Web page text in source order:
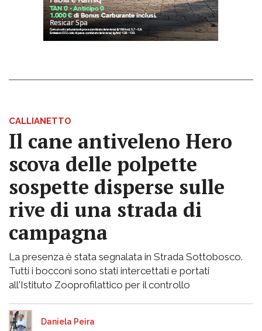
CALLIANETTO
Il cane antiveleno Hero
scova delle polpette
sospette disperse sulle
rive di una strada di
campagna
La presenza è stata segnalata in Strada Sottobosco.
Tutti i bocconi sono stati intercettati e portati
all'Istituto Zooprofilattico per il controllo
Daniela Peira